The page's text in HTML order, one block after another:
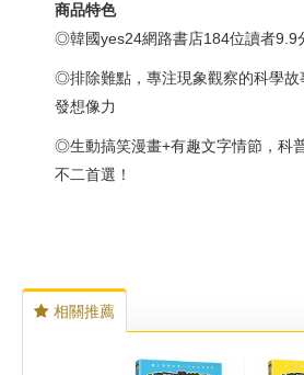
商品特色
◎韓國yes24網路書店184位讀者9.9
◎排除難點，專注現象觀察的科學故
發想像力
◎生動搞笑漫畫+有趣文字情節，科
不二首選！
相關推薦